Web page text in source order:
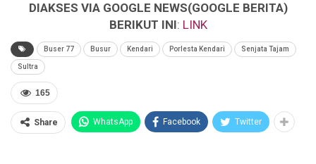
DIAKSES VIA GOOGLE NEWS(GOOGLE BERITA)
BERIKUT INI: LINK
Buser 77 Busur Kendari Porlesta Kendari Senjata Tajam
Sultra
165
Share WhatsApp Facebook Twitter